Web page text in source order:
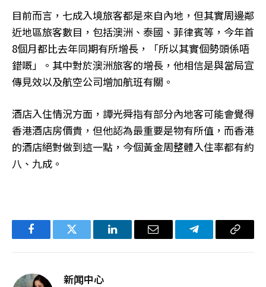
目前而言，七成入境旅客都是來自內地，但其實周邊鄰
近地區旅客數目，包括澳洲、泰國、菲律賓等，今年首
8個月都比去年同期有所增長，「所以其實個勢頭係唔
錯嘅」。其中對於澳洲旅客的增長，他相信是與當局宣
傳見效以及航空公司增加航班有關。
酒店入住情況方面，譚光舜指有部分內地客可能會覺得
香港酒店房價貴，但他認為最重要是物有所值，而香港
的酒店絕對做到這一點，今個黃金周整體入住率都有約
八、九成。
FacebookTwitter LinkedIn电
Telegram复
新闻中心